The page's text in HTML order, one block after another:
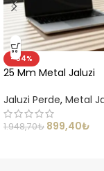
- 54%
25 Mm Metal Jaluzi
Jaluzi Perde, Metal
1.948,70₺ 899,40₺